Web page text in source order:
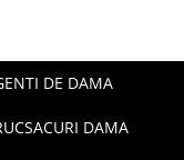
DE DAMA
DAMA